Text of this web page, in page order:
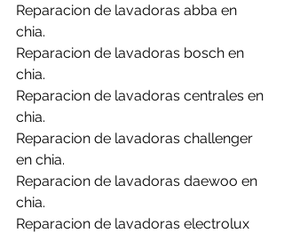
Reparacion de lavadoras abba en
chia.
Reparacion de lavadoras bosch en
chia.
Reparacion de lavadoras centrales en
chia.
Reparacion de lavadoras challenger
en chia.
Reparacion de lavadoras daewoo en
chia.
Reparacion de lavadoras electrolux